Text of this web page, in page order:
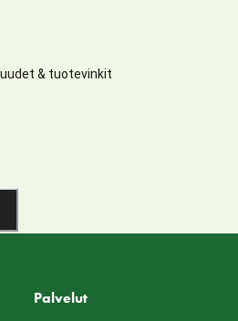
& tuotevinkit
Palvelut